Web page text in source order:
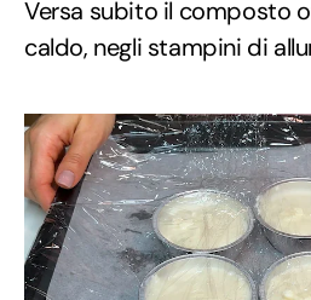
Versa subito il composto
caldo, negli stampini di